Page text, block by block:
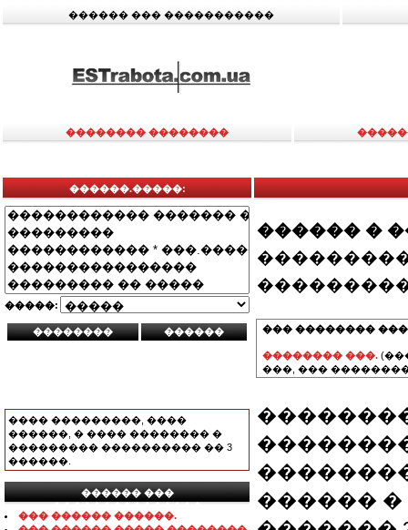
������ ��� �����������
�������� ��������
������.�����:
�����:
���� ���������, ����
������, � ���� �������� �
��������� ���������� �� 3
������.
������ ���
���������������
��� ������ ������.
������ �
��� ��������
�������� ���.
���, ���
������ �